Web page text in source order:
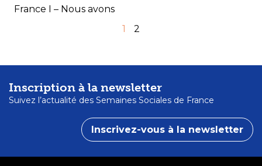
France I – Nous avons
1
2
Inscription à la newsletter
Suivez l’actualité des Semaines Sociales de France
Inscrivez-vous à la newsletter